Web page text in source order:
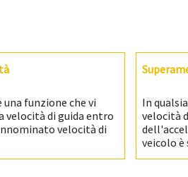
funzione che vi
velocità di guida entro
velocità di
In
velocità
veicolo è